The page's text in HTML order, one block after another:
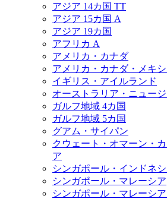
アジア 14カ国 TT
アジア 15カ国 A
アジア 19カ国
アフリカ A
アメリカ・カナダ
アメリカ・カナダ・メキシ
イギリス・アイルランド
オーストラリア・ニュー
ガルフ地域 4カ国
ガルフ地域 5カ国
グアム・サイパン
クウェート・オマーン・
ア
シンガポール・インドネ
シンガポール・マレーシア
シンガポール・マレーシ